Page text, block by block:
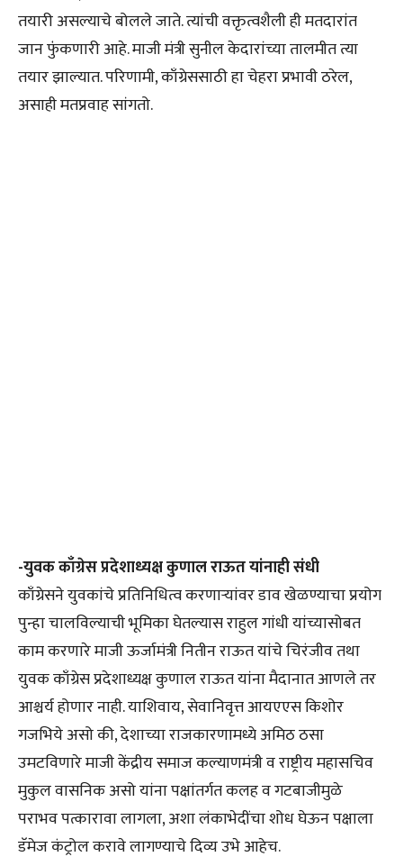
तयारी असल्याचे बोलले जाते. त्यांची वक्तृत्वशैली ही मतदारांत
जान फुंंकणारी आहे. माजी मंत्री सुनील केदारांच्या तालमीत त्या
तयार झाल्यात. परिणामी, काँग्रेससाठी हा चेहरा प्रभावी ठरेल,
असाही मतप्रवाह सांगतो.
-युवक काँग्रेस प्रदेशाध्यक्ष कुणाल राऊत यांनाही संधी
काँग्रेसने युवकांचे प्रतिनिधित्व करणाऱ्यांवर डाव खेळण्याचा प्रयोग
पुन्हा चालविल्याची भूमिका घेतल्यास राहुल गांधी यांच्यासोबत
काम करणारे माजी ऊर्जामंत्री नितीन राऊत यांचे चिरंजीव तथा
युवक काँग्रेस प्रदेशाध्यक्ष कुणाल राऊत यांना मैदानात आणले तर
आश्चर्य होणार नाही. याशिवाय, सेवानिवृत्त आयएएस किशोर
गजभिये असो की, देशाच्या राजकारणामध्ये अमिठ ठसा
उमटविणारे माजी केंद्रीय समाज कल्याणमंत्री व राष्ट्रीय महासचिव
मुकुल वासनिक असो यांना पक्षांतर्गत कलह व गटबाजीमुळे
पराभव पत्कारावा लागला, अशा लंकाभेदींचा शोध घेऊन पक्षाला
डॅमेज कंट्रोल करावे लागण्याचे दिव्य उभे आहेच.